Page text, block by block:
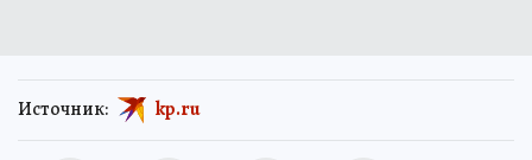
Источник: kp.ru